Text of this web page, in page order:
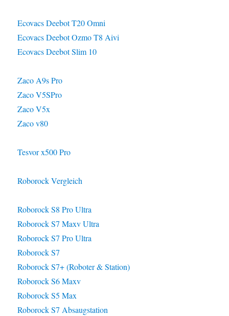
Ecovacs Deebot T20 Omni
Ecovacs Deebot Ozmo T8 Aivi
Ecovacs Deebot Slim 10
Zaco A9s Pro
Zaco V5SPro
Zaco V5x
Zaco v80
Tesvor x500 Pro
Roborock Vergleich
Roborock S8 Pro Ultra
Roborock S7 Maxv Ultra
Roborock S7 Pro Ultra
Roborock S7
Roborock S7+ (Roboter & Station)
Roborock S6 Maxv
Roborock S5 Max
Roborock S7 Absaugstation